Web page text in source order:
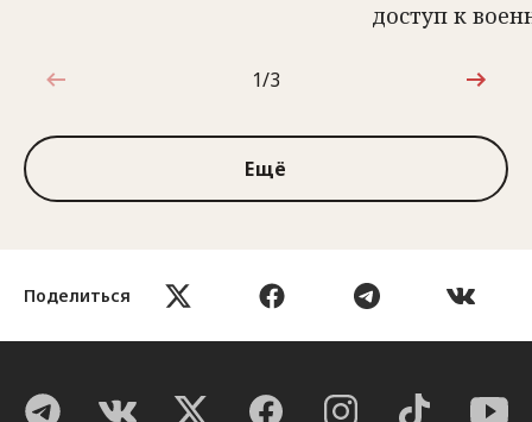
Поделиться
доступ к
1 из 3
1/3
Ещё